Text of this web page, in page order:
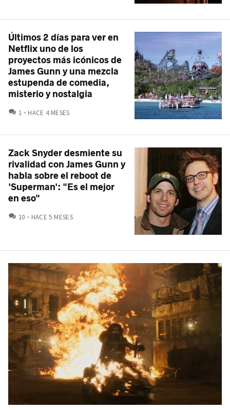
Últimos 2 días para ver en
Netflix uno de los
proyectos más icónicos de
James Gunn y una mezcla
estupenda de comedia,
misterio y nostalgia
1 COMENTARIOS
HACE 4 MESES
Zack Snyder desmiente su
rivalidad con James Gunn y
habla sobre el reboot de
'Superman': "Es el mejor
en eso"
10 COMENTARIOS
HACE 5 MESES